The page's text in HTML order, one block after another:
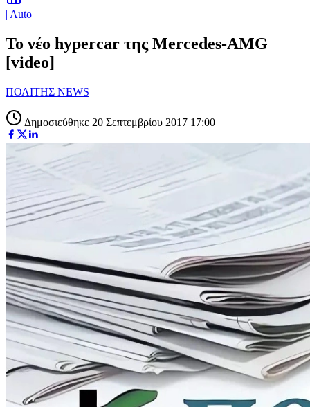
| Auto
Το νέο hypercar της Mercedes-AMG
[video]
ΠΟΛΙΤΗΣ NEWS
Δημοσιεύθηκε 20 Σεπτεμβρίου 2017 17:00